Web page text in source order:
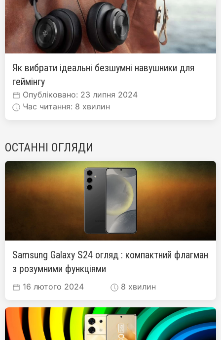
Як вибрати ідеальні безшумні навушники для
геймінгу
Опубліковано: 23 липня 2024
Час читання: 8 хвилин
ОСТАННІ ОГЛЯДИ
Samsung Galaxy S24 огляд : компактний флагман
з розумними функціями
16 лютого 2024 8 хвилин